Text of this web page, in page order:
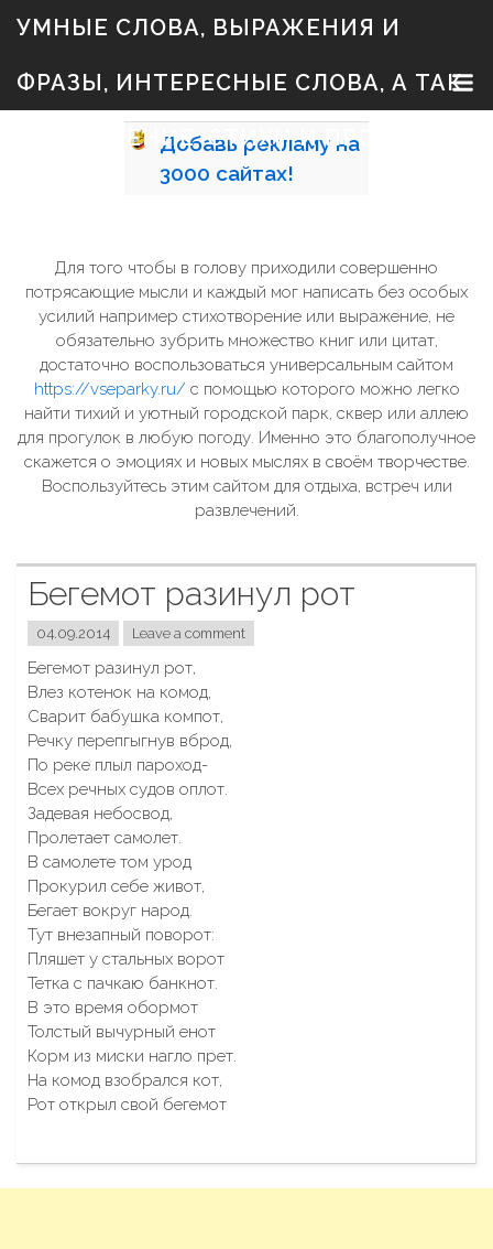
УМНЫЕ СЛОВА, ВЫРАЖЕНИЯ И
ФРАЗЫ, ИНТЕРЕСНЫЕ СЛОВА, А ТАК
ЖЕ ЗНАЧЕНИЕ, СТИХИ И ПРОЗА
k
t
o
Добавь рекламу на
3000 сайтах!
Для того чтобы в голову приходили совершенно
потрясающие мысли и каждый мог написать без особых
усилий например стихотворение или выражение, не
обязательно зубрить множество книг или цитат,
достаточно воспользоваться универсальным сайтом
https://vseparky.ru/ с помощью которого можно легко
найти тихий и уютный городской парк, сквер или аллею
для прогулок в любую погоду. Именно это благополучное
скажется о эмоциях и новых мыслях в своём творчестве.
Воспользуйтесь этим сайтом для отдыха, встреч или
развлечений.
Бегемот разинул рот
04.09.2014 Leave a comment
Бегемот разинул рот,
Влез котенок на комод,
Сварит бабушка компот,
Речку перепгыгнув вброд,
По реке плыл пароход-
Всех речных судов оплот.
Задевая небосвод,
Пролетает самолет.
В самолете том урод
Прокурил себе живот,
Бегает вокруг народ.
Тут внезапный поворот:
Пляшет у стальных ворот
Тетка с пачкаю банкнот.
В это время обормот
Толстый вычурный енот
Корм из миски нагло прет.
На комод взобрался кот,
Рот открыл свой бегемот